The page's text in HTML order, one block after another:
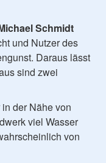
Schmidt
und Nutzer des
Daraus lässt
sind zwei
der Nähe von
viel Wasser
von